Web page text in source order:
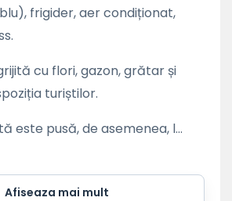
frigider, aer condiționat,
cu flori, gazon, grătar și
turiștilor.
este pusă, de asemenea, l...
Afiseaza mai mult